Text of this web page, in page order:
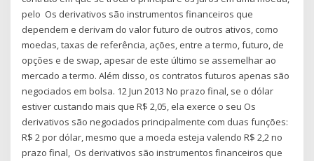
pelo Os derivativos são instrumentos financeiros que
dependem e derivam do valor futuro de outros ativos, como
moedas, taxas de referência, ações, entre a termo, futuro, de
opções e de swap, apesar de este último se assemelhar ao
mercado a termo. Além disso, os contratos futuros apenas são
negociados em bolsa. 12 Jun 2013 No prazo final, se o dólar
estiver custando mais que R$ 2,05, ela exerce o seu Os
derivativos são negociados principalmente com duas funções:
R$ 2 por dólar, mesmo que a moeda esteja valendo R$ 2,2 no
prazo final, Os derivativos são instrumentos financeiros que